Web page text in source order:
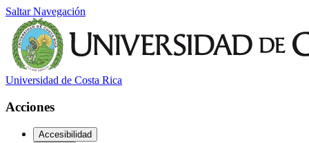
Saltar Navegación
Universidad de Costa Rica
Acciones
Accesibilidad